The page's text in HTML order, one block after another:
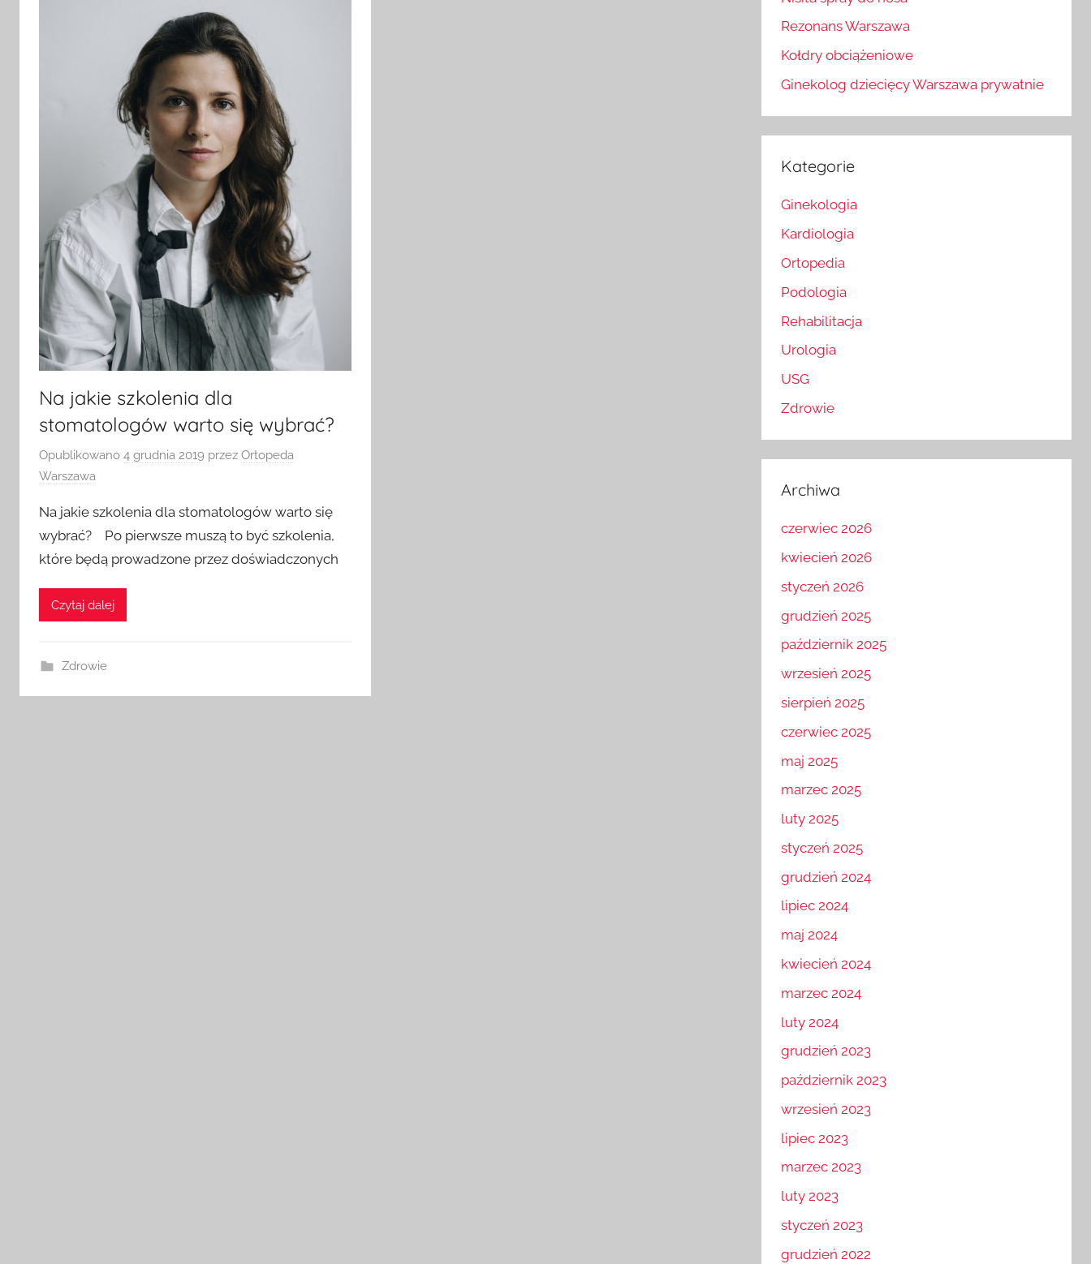
Na jakie szkolenia dla
stomatologów warto się wybrać?
Opublikowano 4 grudnia 2019 przez Ortopeda
Warszawa
Na jakie szkolenia dla stomatologów warto się
wybrać? Po pierwsze muszą to być szkolenia,
które będą prowadzone przez doświadczonych
Czytaj dalej
Zdrowie
Rezonans Warszawa
Kołdry obciążeniowe
Ginekolog dziecięcy Warszawa prywatnie
Kategorie
Ginekologia
Kardiologia
Ortopedia
Podologia
Rehabilitacja
Urologia
USG
Zdrowie
Archiwa
czerwiec 2026
kwiecień 2026
styczeń 2026
grudzień 2025
październik 2025
wrzesień 2025
sierpień 2025
czerwiec 2025
maj 2025
marzec 2025
luty 2025
styczeń 2025
grudzień 2024
lipiec 2024
maj 2024
kwiecień 2024
marzec 2024
luty 2024
grudzień 2023
październik 2023
wrzesień 2023
lipiec 2023
marzec 2023
luty 2023
styczeń 2023
grudzień 2022